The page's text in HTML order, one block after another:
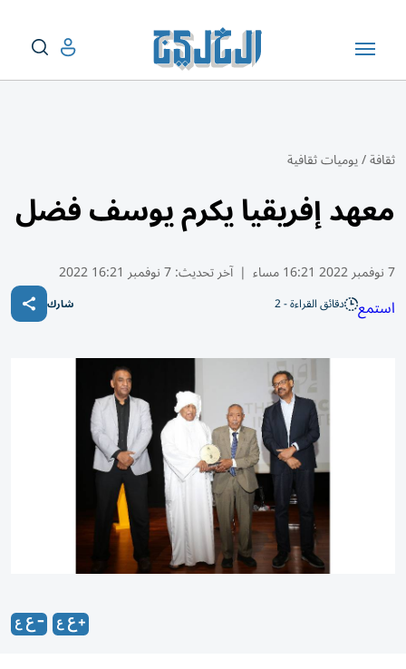
ثقافة/يوميات ثقافية
معهد إفريقيا يكرم يوسف فضل
7 نوفمبر 2022 16:21 مساء | آخر تحديث:7 نوفمبر 16:21 2022
استمع دقائق القراءة - 2 شارك